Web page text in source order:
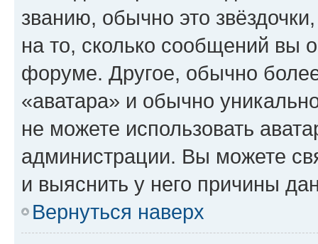
званию, обычно это
на то, сколько сообщений вы
форуме. Другое, обычно
«аватара» и обычно
не можете использовать
администрации. Вы можете
и выяснить у него причины
Вернуться наверх